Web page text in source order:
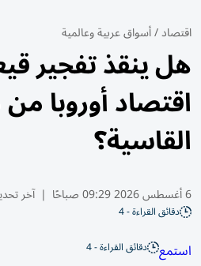
اقتصاد/أسواق عربية وعالمية
هل ينقذ تفجير
اقتصاد أوروبا
القاسية؟
6 أغسطس 2026 09:29 صباحًا | آخر
دقائق القراءة - 4
استمع دقائق القراءة - 4